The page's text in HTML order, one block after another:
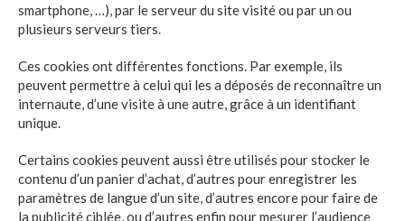
smartphone, …), par le serveur du site visité ou par un ou
plusieurs serveurs tiers.
Ces cookies ont différentes fonctions. Par exemple, ils
peuvent permettre à celui qui les a déposés de reconnaître un
internaute, d’une visite à une autre, grâce à un identifiant
unique.
Certains cookies peuvent aussi être utilisés pour stocker le
contenu d’un panier d’achat, d’autres pour enregistrer les
paramètres de langue d’un site, d’autres encore pour faire de
la publicité ciblée, ou d’autres enfin pour mesurer l’audience